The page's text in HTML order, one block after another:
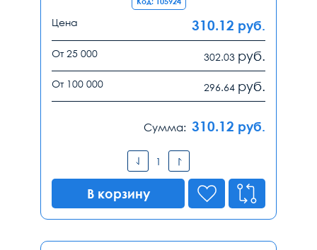
Цена 310.12 руб.
От 25 000 302.03 руб.
От 100 000 296.64 руб.
Сумма: 310.12 руб.
В корзину